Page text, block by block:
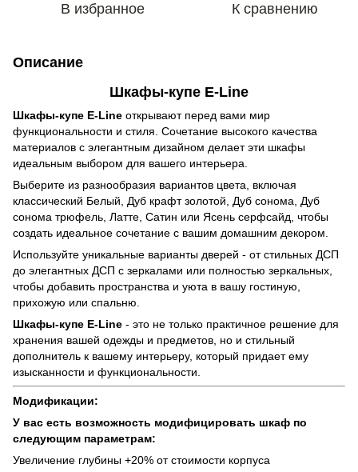
В избранное К сравнению
Описание
Шкафы-купе E-Line
Шкафы-купе E-Line открывают перед вами мир
функциональности и стиля. Сочетание высокого качества
материалов с элегантным дизайном делает эти шкафы
идеальным выбором для вашего интерьера.
Выберите из разнообразия вариантов цвета, включая
классический Белый, Дуб крафт золотой, Дуб сонома, Дуб
сонома трюфель, Латте, Сатин или Ясень серфсайд, чтобы
создать идеальное сочетание с вашим домашним декором.
Используйте уникальные варианты дверей - от стильных ДСП
до элегантных ДСП с зеркалами или полностью зеркальных,
чтобы добавить пространства и уюта в вашу гостиную,
прихожую или спальню.
Шкафы-купе E-Line - это не только практичное решение для
хранения вашей одежды и предметов, но и стильный
дополнитель к вашему интерьеру, который придает ему
изысканности и функциональности.
Модификации:
У вас есть возможность модифицировать шкаф по
следующим параметрам:
Увеличение глубины +20% от стоимости корпуса